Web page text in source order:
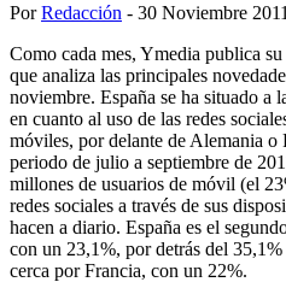
PorRedacción - 30 Noviembre 2011
Como cada mes, Ymedia publica
que analiza las principales
noviembre. España se ha situado a
en cuanto al uso de las redes
móviles, por delante de Alemania o
periodo de julio a septiembre de
millones de usuarios de móvil (el
redes sociales a través de sus
hacen a diario. España es el
con un 23,1%, por detrás del
cerca por Francia, con un 22%.